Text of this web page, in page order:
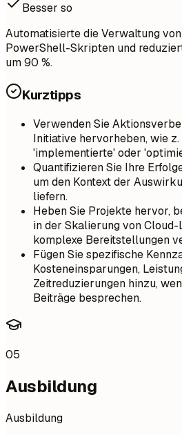
Besser so
Automatisierte die Verwaltung
PowerShell-Skripten und
um 90 %.
Kurztipps
Verwenden Sie
Initiative hervorheben, wie z.
'implementierte' oder
Quantifizieren Sie Ihre
um den Kontext der
liefern.
Heben Sie Projekte hervor,
in der Skalierung von
komplexe Bereitstellungen
Fügen Sie spezifische
Kosteneinsparungen,
Zeitreduzierungen hinzu,
Beiträge besprechen.
05
Ausbildung
Ausbildung